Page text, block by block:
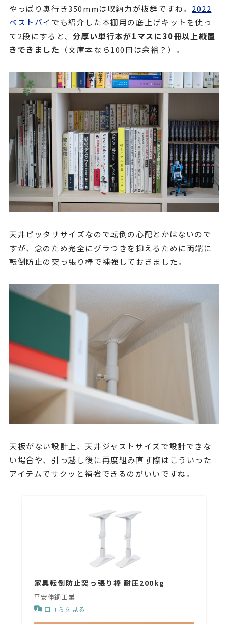
やっぱり奥行き350mmは収納力が抜群ですね。 2022
ベストバイ でも紹介した本棚用の底上げキットを使っ
て2段にすると、 分厚い単行本が1マスに30冊以上縦置
きできました
（文庫本なら100冊は余裕？）。
天井ピッタリサイズなので転倒の心配とかはないので
すが、念のため完全にグラつきを抑えるために両端に
転倒防止の突っ張り棒で補強しておきました。
天板がない設計上、天井ジャストサイズで設計できな
い場合や、引っ越し後に再度組み直す際はこういった
アイテムでサクッと補強できるのがいいですね。
家具転倒防止突っ張り棒 耐圧200kg
平安伸銅工業
口コミを見る